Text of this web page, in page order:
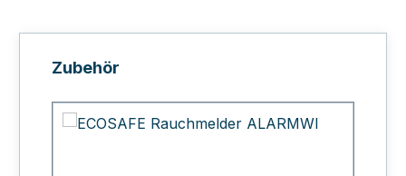
Produktgalerie überspringen
Zubehör